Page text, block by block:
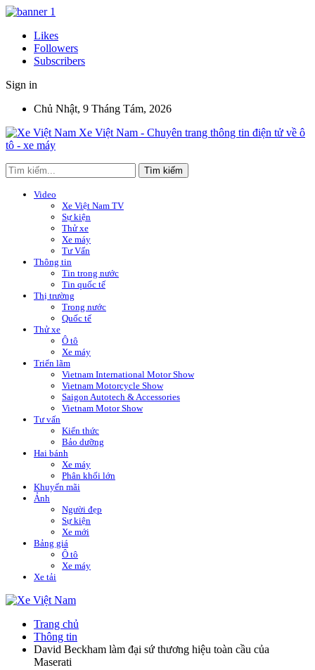
Likes
Followers
Subscribers
Sign in
Chủ Nhật, 9 Tháng Tám, 2026
Xe Việt Nam - Chuyên trang thông tin điện tử về ô
tô - xe máy
Video
Xe Việt Nam TV
Sự kiện
Thử xe
Xe máy
Tư Vấn
Thông tin
Tin trong nước
Tin quốc tế
Thị trường
Trong nước
Quốc tế
Thử xe
Ô tô
Xe máy
Triển lãm
Vietnam International Motor Show
Vietnam Motorcycle Show
Saigon Autotech & Accessories
Vietnam Motor Show
Tư vấn
Kiến thức
Bảo dưỡng
Hai bánh
Xe máy
Phân khối lớn
Khuyến mãi
Ảnh
Người đẹp
Sự kiện
Xe mới
Bảng giá
Ô tô
Xe máy
Xe tải
Trang chủ
Thông tin
David Beckham làm đại sứ thương hiệu toàn cầu của
Maserati